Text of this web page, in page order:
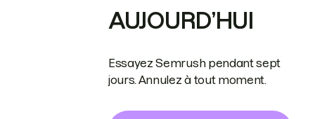
AUJOURD’HUI
Essayez Semrush pendant sept
jours. Annulez à tout moment.